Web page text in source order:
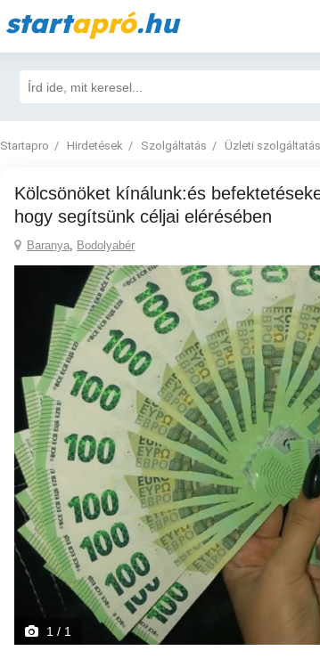
startapró.hu
Startapro Hirdetések Szolgáltatás Üzleti szolgáltatás
Kölcsönöket kínálunk:és befektetéseket,
hogy segítsünk céljai elérésében
Baranya, Bodolyabér
1 / 1